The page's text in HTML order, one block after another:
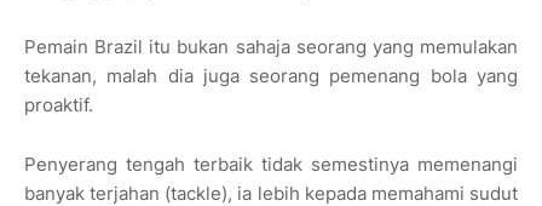
Pemain Brazil itu bukan sahaja seorang yang memulakan
tekanan, malah dia juga seorang pemenang bola yang
proaktif.
Penyerang tengah terbaik tidak semestinya memenangi
banyak terjahan (tackle), ia lebih kepada memahami sudut